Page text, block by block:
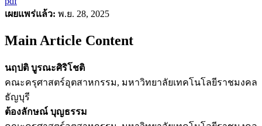
เผยแพร่แล้ว: พ.ย. 28, 2025
Main Article Content
นฤปติ บูรณะศิริโชติ
คณะครุศาสตร์อุตสาหกรรม, มหาวิทยาลัยเทคโนโลยีราชมงคล
ธัญบุรี
ต้องลักษณ์ บุญธรรม